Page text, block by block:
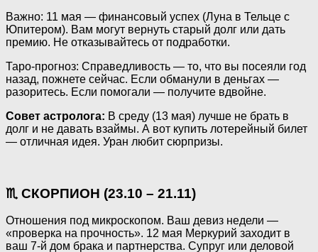
Важно: 11 мая — финансовый успех (Луна в Тельце с
Юпитером). Вам могут вернуть старый долг или дать
премию. Не отказывайтесь от подработки.
Таро-прогноз: Справедливость — то, что вы посеяли год
назад, пожнете сейчас. Если обманули в деньгах —
разоритесь. Если помогали — получите вдвойне.
Совет астролога: В среду (13 мая) лучше не брать в
долг и не давать взаймы. А вот купить лотерейный билет
— отличная идея. Уран любит сюрпризы.
♏ СКОРПИОН (23.10 – 21.11)
Отношения под микроскопом. Ваш девиз недели —
«проверка на прочность». 12 мая Меркурий заходит в
ваш 7-й дом брака и партнерства. Супруг или деловой